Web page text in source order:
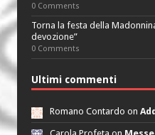
0 Comments
Torna la festa della
devozione”
0 Comments
Ultimi commenti
Romano Contardo on